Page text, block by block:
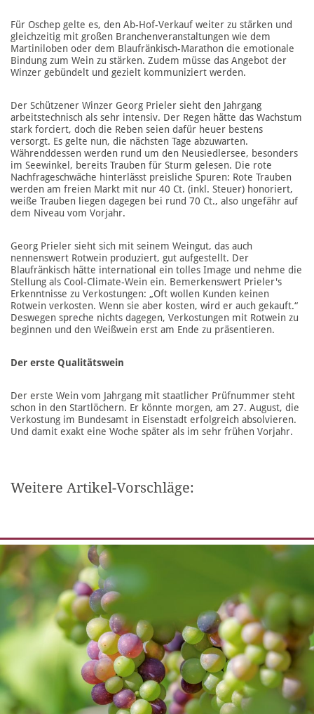
Für Oschep gelte es, den Ab-Hof-Verkauf weiter zu stärken und
gleichzeitig mit großen Branchenveranstaltungen wie dem
Martiniloben oder dem Blaufränkisch-Marathon die emotionale
Bindung zum Wein zu stärken. Zudem müsse das Angebot der
Winzer gebündelt und gezielt kommuniziert werden.
Der Schützener Winzer Georg Prieler sieht den Jahrgang
arbeitstechnisch als sehr intensiv. Der Regen hätte das Wachstum
stark forciert, doch die Reben seien dafür heuer bestens
versorgt. Es gelte nun, die nächsten Tage abzuwarten.
Währenddessen werden rund um den Neusiedlersee, besonders
im Seewinkel, bereits Trauben für Sturm gelesen. Die rote
Nachfrageschwäche hinterlässt preisliche Spuren: Rote Trauben
werden am freien Markt mit nur 40 Ct. (inkl. Steuer) honoriert,
weiße Trauben liegen dagegen bei rund 70 Ct., also ungefähr auf
dem Niveau vom Vorjahr.
Georg Prieler sieht sich mit seinem Weingut, das auch
nennenswert Rotwein produziert, gut aufgestellt. Der
Blaufränkisch hätte international ein tolles Image und nehme die
Stellung als Cool-Climate-Wein ein. Bemerkenswert Prieler's
Erkenntnisse zu Verkostungen: „Oft wollen Kunden keinen
Rotwein verkosten. Wenn sie aber kosten, wird er auch gekauft.“
Deswegen spreche nichts dagegen, Verkostungen mit Rotwein zu
beginnen und den Weißwein erst am Ende zu präsentieren.
Der erste Qualitätswein
Der erste Wein vom Jahrgang mit staatlicher Prüfnummer steht
schon in den Startlöchern. Er könnte morgen, am 27. August, die
Verkostung im Bundesamt in Eisenstadt erfolgreich absolvieren.
Und damit exakt eine Woche später als im sehr frühen Vorjahr.
Weitere Artikel-Vorschläge: